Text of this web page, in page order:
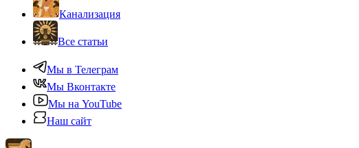
Канализация
Все статьи
Мы в Телеграм
Мы Вконтакте
Мы на YouTube
Наш сайт